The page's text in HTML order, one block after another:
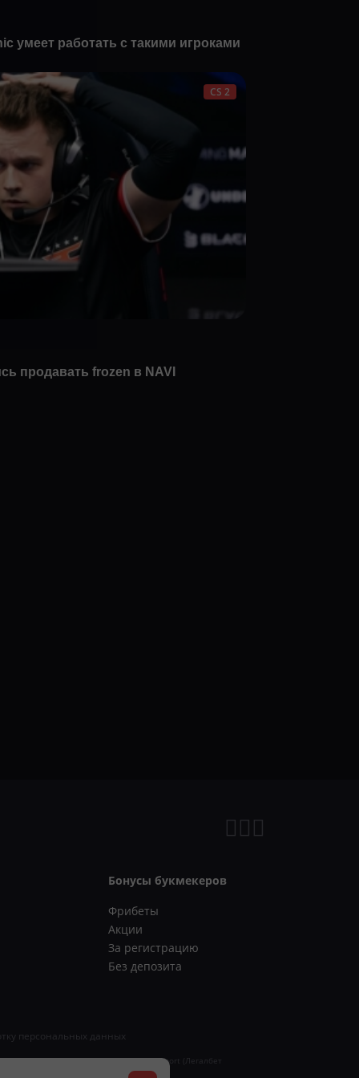
умеет работать с такими игроками
CS 2
продавать frozen в NAVI
Бонусы букмекеров
Фрибеты
Акции
За регистрацию
Без депозита
персональных данных
о регистрации СМИ «Legalbet Cybersport (Легалбет